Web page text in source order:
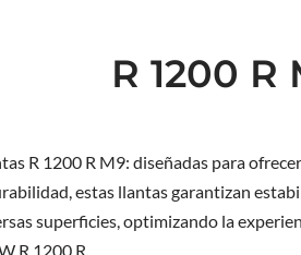
R 1200 R
R 1200 R M9: diseñadas para
estas llantas garantizan
superficies, optimizando la
R 1200 R.